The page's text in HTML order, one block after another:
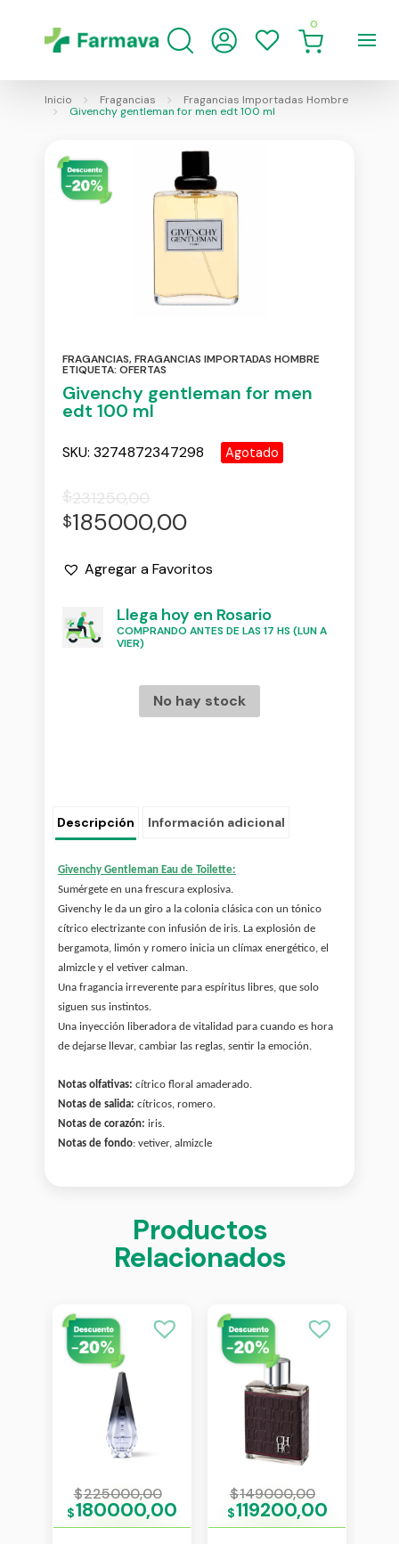
0
Inicio Fragancias
Fragancias Importadas Hombre
Givenchy gentleman for men edt 100 ml
FRAGANCIAS,FRAGANCIAS IMPORTADAS HOMBRE
ETIQUETA: OFERTAS
Givenchy gentleman for men
edt 100 ml
SKU: 3274872347298 Agotado
$231250,00
$185000,00
Agregar a Favoritos
Llega hoy en Rosario
COMPRANDO ANTES DE LAS 17 HS (LUN A
VIER)
No hay stock
Descripción Información adicional
Givenchy Gentleman Eau de Toilette:
Sumérgete en una frescura explosiva.
Givenchy le da un giro a la colonia clásica con un tónico
cítrico electrizante con infusión de iris. La explosión de
bergamota, limón y romero inicia un clímax energético, el
almizcle y el vetiver calman.
Una fragancia irreverente para espíritus libres, que solo
siguen sus instintos.
Una inyección liberadora de vitalidad para cuando es hora
de dejarse llevar, cambiar las reglas, sentir la emoción.
Notas olfativas: cítrico floral amaderado.
Notas de salida: cítricos, romero.
Notas de corazón: iris.
Notas de fondo: vetiver, almizcle
Productos
Relacionados
$225000,00
$180000,00
$149000,00
$119200,00